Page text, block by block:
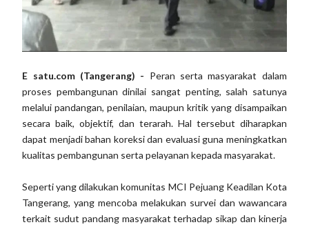
E satu.com (Tangerang) - Peran serta masyarakat dalam
proses pembangunan dinilai sangat penting, salah satunya
melalui pandangan, penilaian, maupun kritik yang disampaikan
secara baik, objektif, dan terarah. Hal tersebut diharapkan
dapat menjadi bahan koreksi dan evaluasi guna meningkatkan
kualitas pembangunan serta pelayanan kepada masyarakat.
Seperti yang dilakukan komunitas MCI Pejuang Keadilan Kota
Tangerang, yang mencoba melakukan survei dan wawancara
terkait sudut pandang masyarakat terhadap sikap dan kinerja